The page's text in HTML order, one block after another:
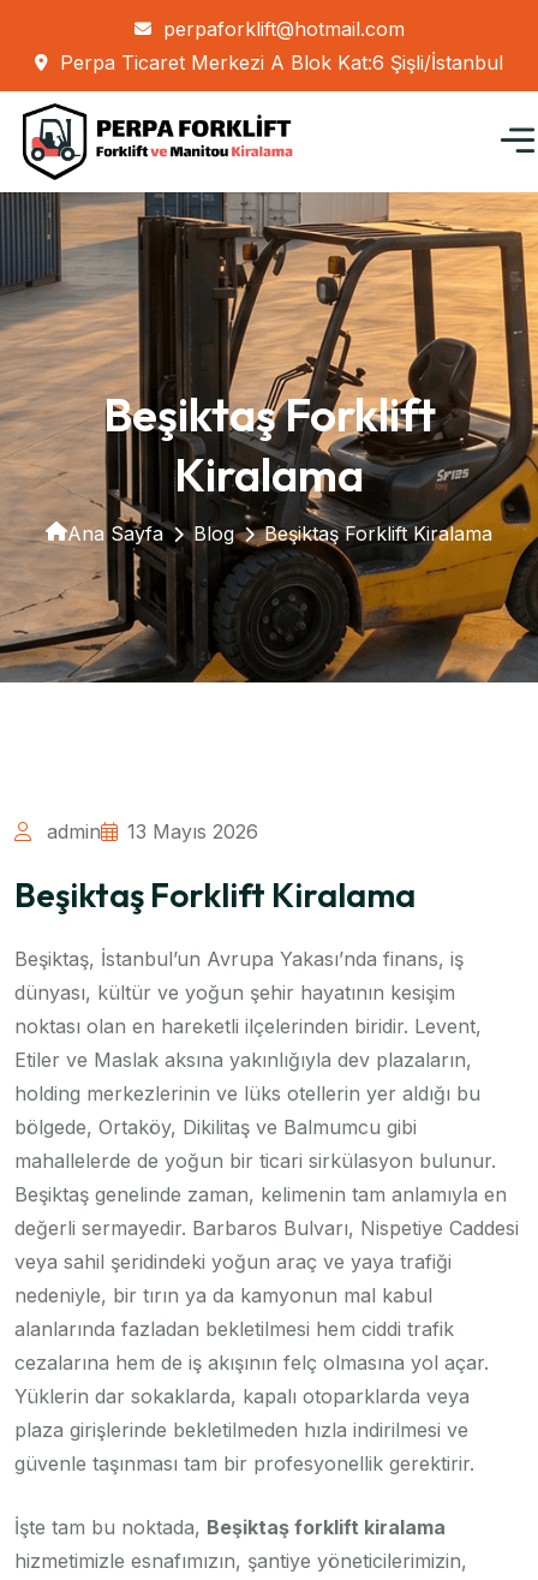
perpaforklift@hotmail.com
Perpa Ticaret Merkezi A Blok Kat:6 Şişli/İstanbul
Beşiktaş Forklift
Kiralama
Ana Sayfa Blog Beşiktaş Forklift Kiralama
admin 13 Mayıs 2026
Beşiktaş Forklift Kiralama
Beşiktaş, İstanbul’un Avrupa Yakası’nda finans, iş
dünyası, kültür ve yoğun şehir hayatının kesişim
noktası olan en hareketli ilçelerinden biridir. Levent,
Etiler ve Maslak aksına yakınlığıyla dev plazaların,
holding merkezlerinin ve lüks otellerin yer aldığı bu
bölgede, Ortaköy, Dikilitaş ve Balmumcu gibi
mahallelerde de yoğun bir ticari sirkülasyon bulunur.
Beşiktaş genelinde zaman, kelimenin tam anlamıyla en
değerli sermayedir. Barbaros Bulvarı, Nispetiye Caddesi
veya sahil şeridindeki yoğun araç ve yaya trafiği
nedeniyle, bir tırın ya da kamyonun mal kabul
alanlarında fazladan bekletilmesi hem ciddi trafik
cezalarına hem de iş akışının felç olmasına yol açar.
Yüklerin dar sokaklarda, kapalı otoparklarda veya
plaza girişlerinde bekletilmeden hızla indirilmesi ve
güvenle taşınması tam bir profesyonellik gerektirir.
İşte tam bu noktada, Beşiktaş forklift kiralama
hizmetimizle esnafımızın, şantiye yöneticilerimizin,